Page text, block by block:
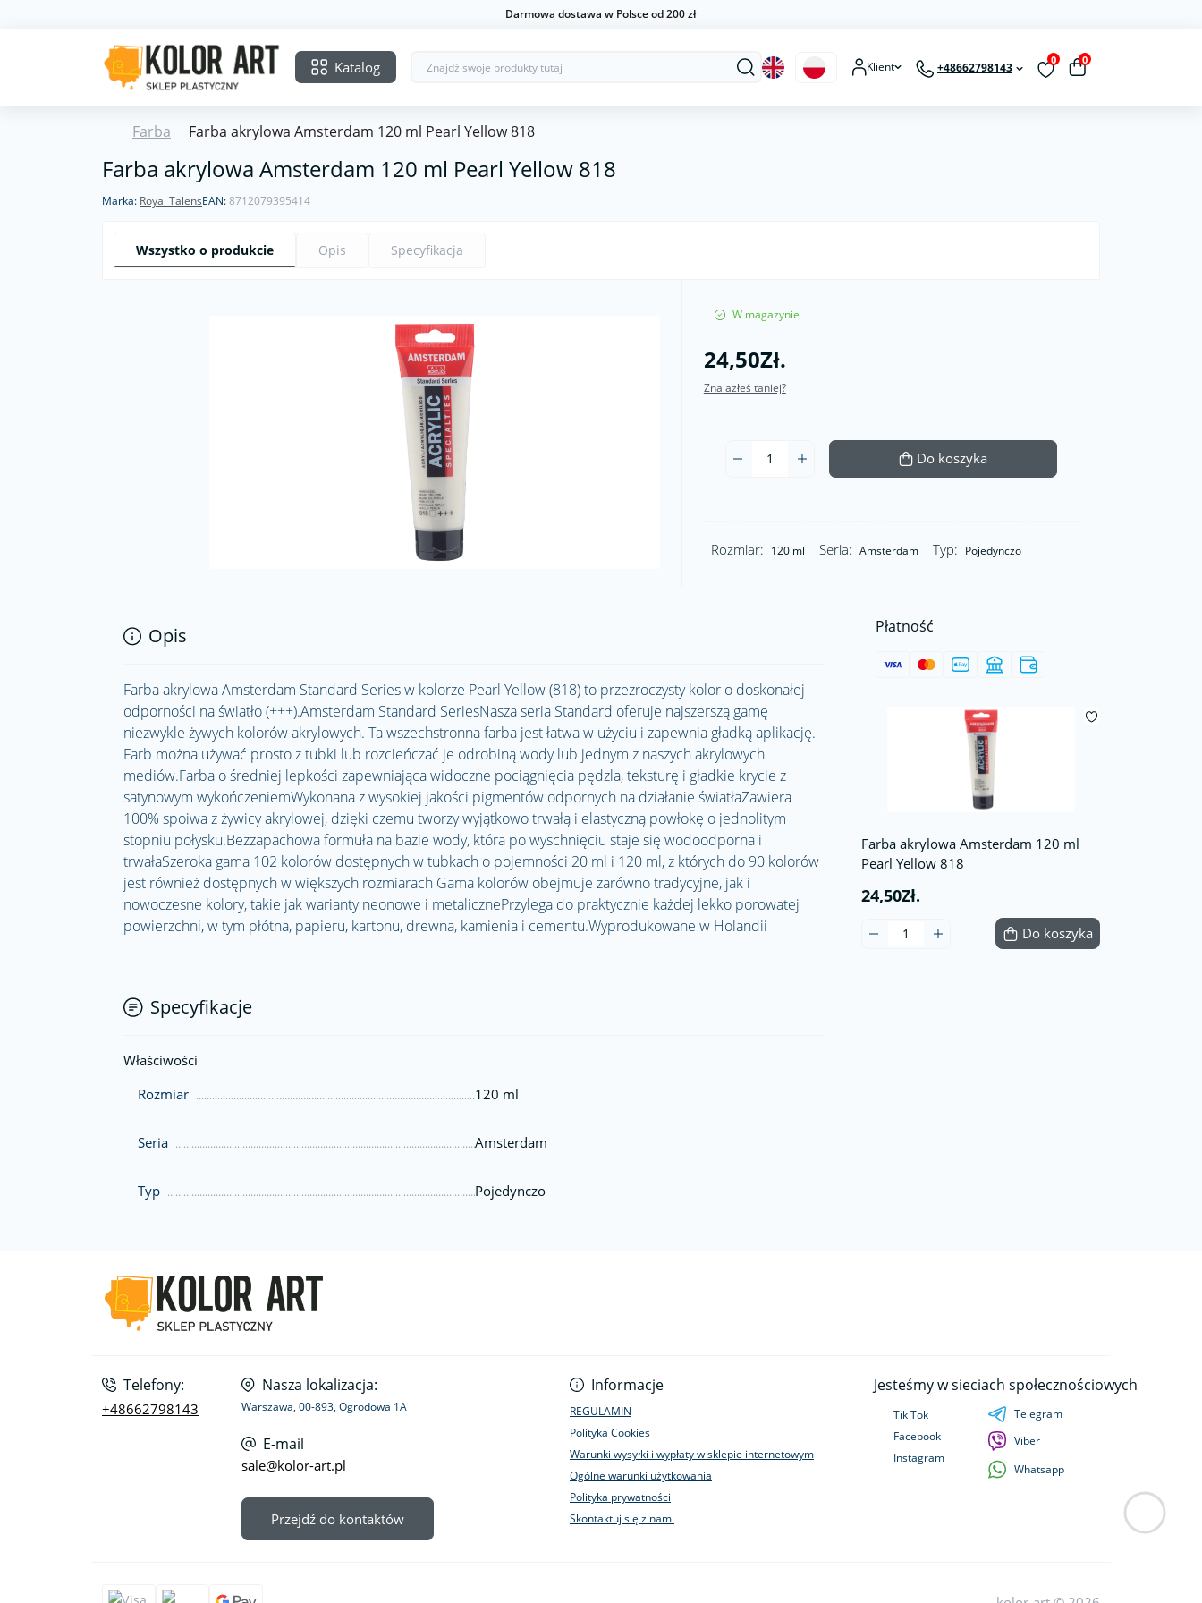
Darmowa dostawa w Polsce od 200 zł
Katalog Klient +48662798143
0 0
Farba Farba akrylowa Amsterdam 120 ml Pearl Yellow 818
Farba akrylowa Amsterdam 120 ml Pearl Yellow 818
Marka: Royal TalensEAN:8712079395414
Wszystko o produkcie Opis Specyfikacja
W magazynie
24,50Zł.
Znalazłeś taniej?
Do koszyka
Rozmiar: 120 ml Seria: Amsterdam Typ: Pojedynczo
Płatność
Farba akrylowa Amsterdam 120 ml
Pearl Yellow 818
24,50Zł.
Do koszyka
Opis
Farba akrylowa Amsterdam Standard Series w kolorze Pearl Yellow (818) to przezroczysty kolor o doskonałej
odporności na światło (+++).Amsterdam Standard SeriesNasza seria Standard oferuje najszerszą gamę
niezwykle żywych kolorów akrylowych. Ta wszechstronna farba jest łatwa w użyciu i zapewnia gładką aplikację.
Farb można używać prosto z tubki lub rozcieńczać je odrobiną wody lub jednym z naszych akrylowych
mediów.Farba o średniej lepkości zapewniająca widoczne pociągnięcia pędzla, teksturę i gładkie krycie z
satynowym wykończeniemWykonana z wysokiej jakości pigmentów odpornych na działanie światłaZawiera
100% spoiwa z żywicy akrylowej, dzięki czemu tworzy wyjątkowo trwałą i elastyczną powłokę o jednolitym
stopniu połysku.Bezzapachowa formuła na bazie wody, która po wyschnięciu staje się wodoodporna i
trwałaSzeroka gama 102 kolorów dostępnych w tubkach o pojemności 20 ml i 120 ml, z których do 90 kolorów
jest również dostępnych w większych rozmiarach Gama kolorów obejmuje zarówno tradycyjne, jak i
nowoczesne kolory, takie jak warianty neonowe i metalicznePrzylega do praktycznie każdej lekko porowatej
powierzchni, w tym płótna, papieru, kartonu, drewna, kamienia i cementu.Wyprodukowane w Holandii
Specyfikacje
Właściwości
Rozmiar
120 ml
Seria Amsterdam
Typ Pojedynczo
Telefony:
+48662798143
Nasza lokalizacja:
Warszawa, 00-893, Ogrodowa 1A
E-mail
sale@kolor-art.pl
Przejdź do kontaktów
Informacje
REGULAMIN
Polityka Cookies
Warunki wysyłki i wypłaty w sklepie internetowym
Ogólne warunki użytkowania
Polityka prywatności
Skontaktuj się z nami
Jesteśmy w sieciach społecznościowych
Tik Tok
Facebook
Instagram
Telegram
Viber
Whatsapp